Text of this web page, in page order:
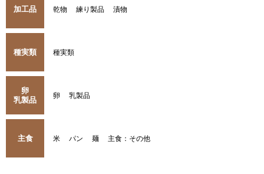
加工品 乾物 練り製品 漬物
種実類 種実類
卵
乳製品
卵 乳製品
主食 米 パン 麺 主食：その他